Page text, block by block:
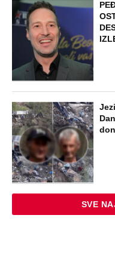
kraj
bebu,
iz
a evo